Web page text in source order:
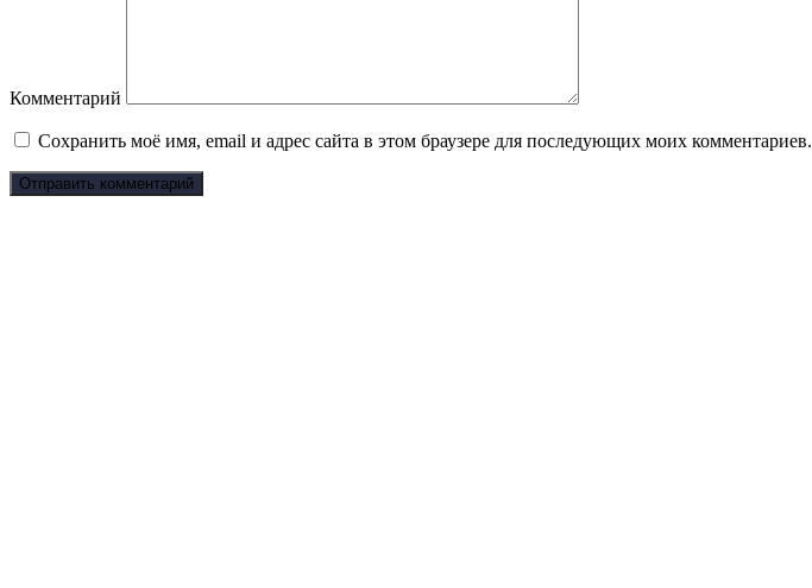
Комментарий
Сохранить моё имя, email и адрес сайта в этом браузере для последующих моих комментариев.